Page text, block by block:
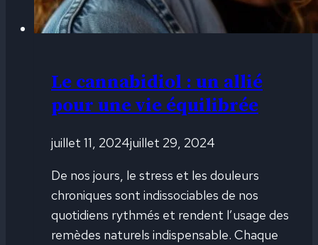
Le cannabidiol : un allié
pour une vie équilibrée
juillet 11, 2024juillet 29, 2024
De nos jours, le stress et les douleurs
chroniques sont indissociables de nos
quotidiens rythmés et rendent l’usage des
remèdes naturels indispensable. Chaque